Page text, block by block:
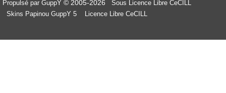
Propulsé par GuppY © 2005-2026
Sous Licence Libre CeCILL
Skins Papinou GuppY 5
Licence Libre CeCILL